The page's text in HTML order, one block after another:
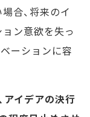
合、将来のイ
ン意欲を失っ
ーションに容
アイデアの決行